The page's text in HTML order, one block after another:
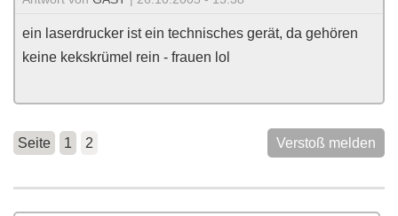
ein laserdrucker ist ein technisches gerät, da gehören
keine kekskrümel rein - frauen lol
Seite 1 2 Verstoß melden